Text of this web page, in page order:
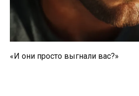
«И они просто выгнали вас?»